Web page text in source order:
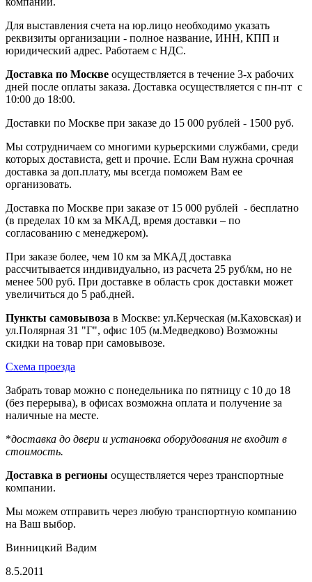
Для выставления счета на юр.лицо необходимо указать
реквизиты организации - полное название, ИНН, КПП и
юридический адрес. Работаем с НДС.
Доставка по Москве осуществляется в течение 3-х рабочих
дней после оплаты заказа. Доставка осуществляется с пн-пт с
10:00 до 18:00.
Доставки по Москве при заказе до 15 000 рублей - 1500 руб.
Мы сотрудничаем со многими курьерскими службами, среди
которых достависта, gett и прочие. Если Вам нужна срочная
доставка за доп.плату, мы всегда поможем Вам ее
организовать.
Доставка по Москве при заказе от 15 000 рублей - бесплатно
(в пределах 10 км за МКАД, время доставки – по
согласованию с менеджером).
При заказе более, чем 10 км за МКАД доставка
рассчитывается индивидуально, из расчета 25 руб/км, но не
менее 500 руб. При доставке в область срок доставки может
увеличиться до 5 раб.дней.
Пункты самовывоза в Москве: ул.Керческая (м.Каховская) и
ул.Полярная 31 "Г", офис 105 (м.Медведково) Возможны
скидки на товар при самовывозе.
Схема проезда
Забрать товар можно с понедельника по пятницу с 10 до 18
(без перерыва), в офисах возможна оплата и получение за
наличные на месте.
*доставка до двери и установка оборудования не входит в
стоимость.
Доставка в регионы осуществляется через транспортные
компании.
Мы можем отправить через любую транспортную компанию
на Ваш выбор.
Винницкий Вадим
8.5.2011